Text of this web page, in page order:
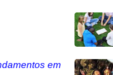
em